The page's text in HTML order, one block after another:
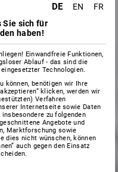
DE EN
FR
Sie sich für
haben!
Einwandfreie Funktionen,
Ablauf - das sind die
Technologien.
können, benötigen wir Ihre
klicken, werden wir
Verfahren
Internetseite sowie Daten
zu folgenden
Angebote und
Marktforschung sowie
dies nicht wünschen, können
auch gegen den Einsatz